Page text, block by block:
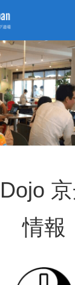
情報